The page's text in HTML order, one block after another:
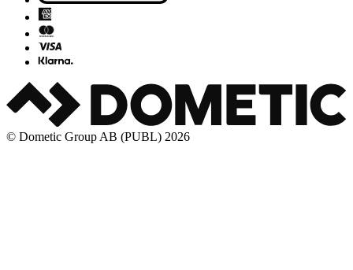
© Dometic Group AB (PUBL) 2026